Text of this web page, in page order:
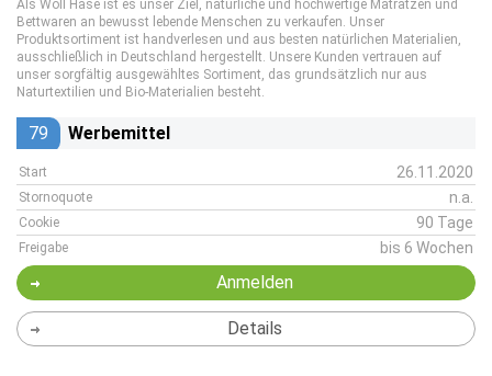
Als Woll Hase ist es unser Ziel, natürliche und hochwertige Matratzen und
Bettwaren an bewusst lebende Menschen zu verkaufen. Unser
Produktsortiment ist handverlesen und aus besten natürlichen Materialien,
ausschließlich in Deutschland hergestellt. Unsere Kunden vertrauen auf
unser sorgfältig ausgewähltes Sortiment, das grundsätzlich nur aus
Naturtextilien und Bio-Materialien besteht.
79 Werbemittel
Start 26.11.2020
Stornoquote n.a.
Cookie 90 Tage
Freigabe bis 6 Wochen
Anmelden
Details